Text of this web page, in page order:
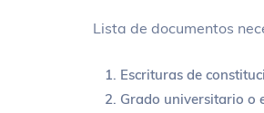
Lista de documentos
Escrituras de
Grado universitario o